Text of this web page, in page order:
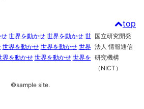
top
世界を動かせ 世界を動かせ 世
世界を動かせ 世界を動かせ 世界
界を動かせ 世界を動かせ 世界を
国立研究開発
法人 情報通信
研究機構
（NICT）
©sample site.